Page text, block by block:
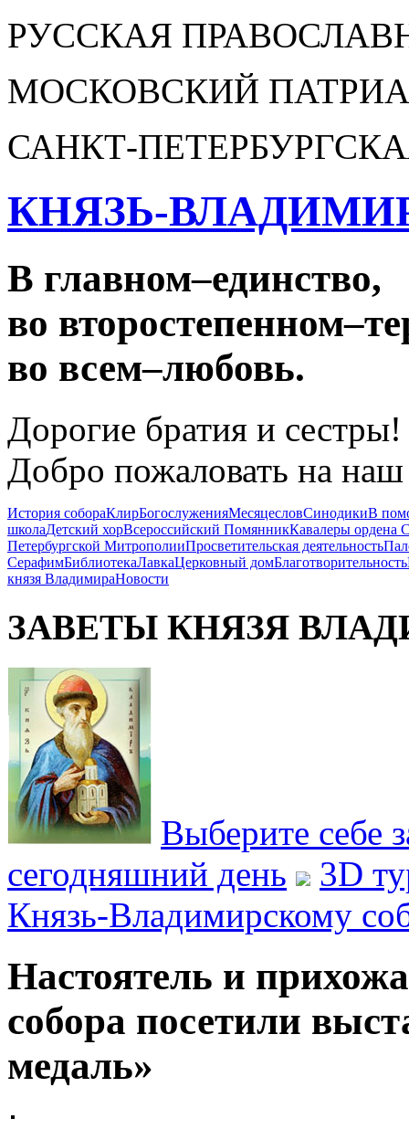
РУССКАЯ
МОСКОВСКИЙ
САНКТ-
КНЯЗЬ-
В главном–единство,
во второстепенном–
во всем–любовь.
Дорогие братия и
Добро пожаловать на наш
История собораКлирБогослуженияМесяцесловСинодикиВ
школаДетский хорВсероссийский ПомянникКавалеры ордена
Петербургской МитрополииПросветительская деятельность
СерафимБиблиотекаЛавкаЦерковный домБлаготворительность
князя ВладимираНовости
ЗАВЕТЫ КНЯЗЯ
Выберите себе
сегодняшний день
3D
Князь-Владимирскому
Настоятель и
собора посетили
медаль»